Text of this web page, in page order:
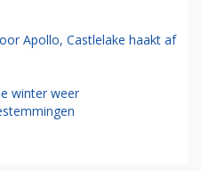
Apollo, Castlelake haakt af
winter weer